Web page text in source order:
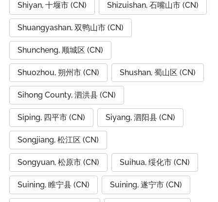
Shiyan, 十堰市 (CN) Shizuishan, 石嘴山市 (CN)
Shuangyashan, 双鸭山市 (CN)
Shuncheng, 顺城区 (CN)
Shuozhou, 朔州市 (CN) Shushan, 蜀山区 (CN)
Sihong County, 泗洪县 (CN)
Siping, 四平市 (CN) Siyang, 泗阳县 (CN)
Songjiang, 松江区 (CN)
Songyuan, 松原市 (CN) Suihua, 绥化市 (CN)
Suining, 睢宁县 (CN) Suining, 遂宁市 (CN)